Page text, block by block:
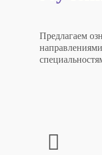
Предлагаем